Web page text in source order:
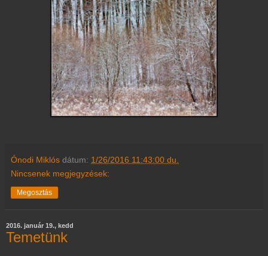
Ónodi Miklós dátum: 1/26/2016 11:43:00 du.
Nincsenek megjegyzések:
Megosztás
2016. január 19., kedd
Temetünk